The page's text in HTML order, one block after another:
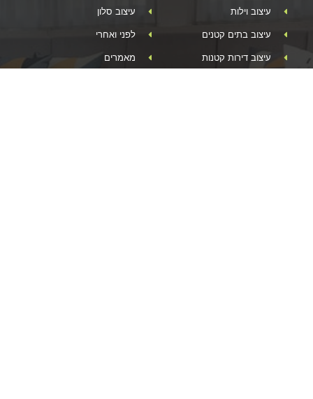
עיצוב וילות
עיצוב בתים קטנים
עיצוב דירות קטנות
עיצוב סלון
לפני ואחרי
מאמרים